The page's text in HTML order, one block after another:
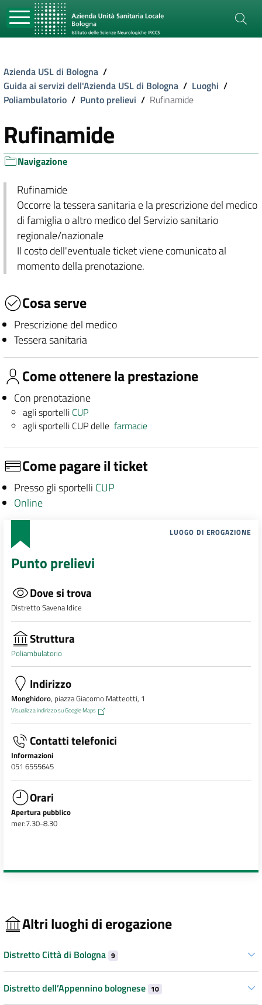
Azienda USL di Bologna /
Guida ai servizi dell'Azienda USL di Bologna / Luoghi /
Poliambulatorio / Punto prelievi / Rufinamide
Rufinamide
Navigazione
Rufinamide
Occorre la tessera sanitaria e la prescrizione del medico
di famiglia o altro medico del Servizio sanitario
regionale/nazionale
Il costo dell'eventuale ticket viene comunicato al
momento della prenotazione.
Cosa serve
Prescrizione del medico
Tessera sanitaria
Come ottenere la prestazione
Con prenotazione
agli sportelli CUP
agli sportelli CUP dellefarmacie
Come pagare il ticket
Presso gli sportelli CUP
Online
LUOGO DI EROGAZIONE
Punto prelievi
Dove si trova
Distretto Savena Idice
Struttura
Poliambulatorio
Indirizzo
Monghidoro, piazza Giacomo Matteotti, 1
Visualizza indirizzo su Google Maps
Contatti telefonici
Informazioni
051 6555645
Orari
Apertura pubblico
mer:7.30-8.30
Altri luoghi di erogazione
Distretto Città di Bologna 9
Distretto dell’Appennino bolognese 10